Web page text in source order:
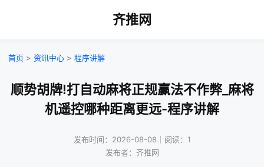
齐推网
首页 > 资讯中心 > 程序讲解
顺势胡牌!打自动麻将正规赢法不作弊_麻将
机遥控哪种距离更远-程序讲解
发布时间：2026-08-08｜阅读：1
发布者：齐推网